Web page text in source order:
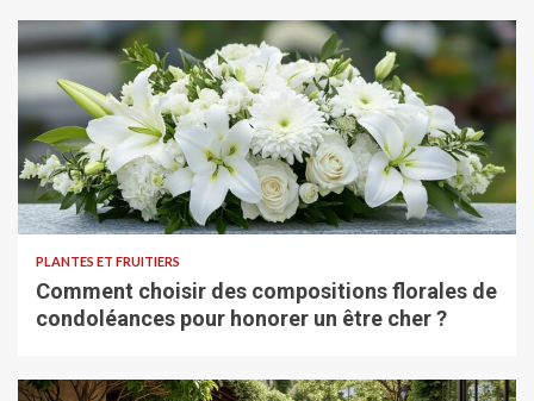
PLANTES ET FRUITIERS
Comment choisir des compositions florales de
condoléances pour honorer un être cher ?